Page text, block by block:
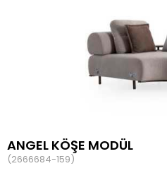
ANGEL KÖŞE MODÜL
(2666684-159)